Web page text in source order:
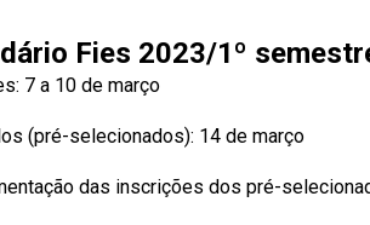
Fies 2023/1º
7 a 10 de março
(pré-selecionados): 14 de março
das inscrições dos pré-